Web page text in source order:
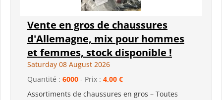
Vente en gros de chaussures
d'Allemagne, mix pour hommes
et femmes, stock disponible !
Saturday 08 August 2026
Quantité : 6000 - Prix : 4,00 €
Assortiments de chaussures en gros – Toutes